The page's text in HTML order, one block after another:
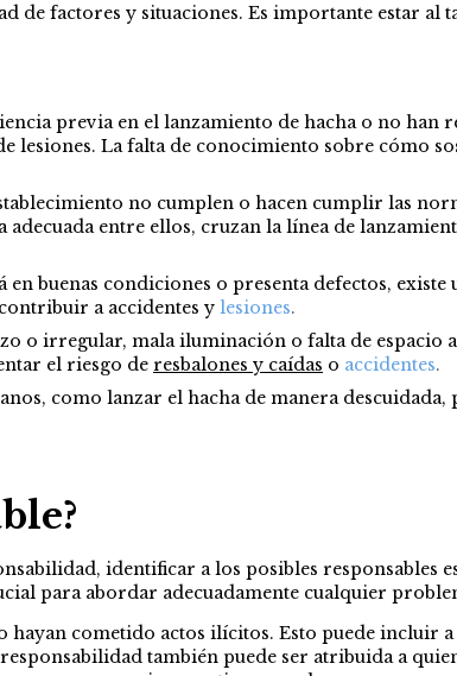
factores y situaciones. Es importante estar al
previa en el lanzamiento de hacha o no han
lesiones. La falta de conocimiento sobre cómo
no cumplen o hacen cumplir las
entre ellos, cruzan la línea de
buenas condiciones o presenta defectos,
a accidentes y lesiones.
o irregular, mala iluminación o falta de espacio
el riesgo de resbalones y caídas o accidentes.
como lanzar el hacha de manera
identificar a los posibles responsables
para abordar adecuadamente cualquier
cometido actos ilícitos. Esto puede incluir
también puede ser atribuida a